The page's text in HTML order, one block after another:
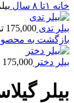
خانه ۱تا ۸ سال
بیلر تدی 175,000
بازگشت به
بیلر دختر 175,000
بیلر